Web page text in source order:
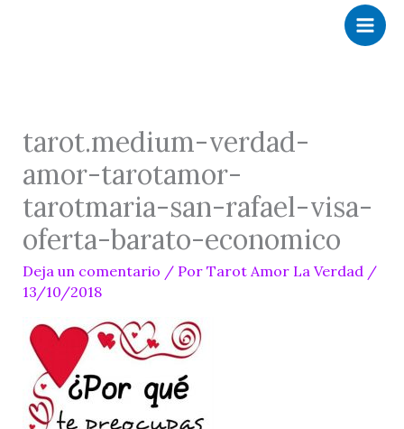
tarot.medium-verdad-
amor-tarotamor-
tarotmaria-san-rafael-visa-
oferta-barato-economico
Deja un comentario / Por Tarot Amor La Verdad /
13/10/2018